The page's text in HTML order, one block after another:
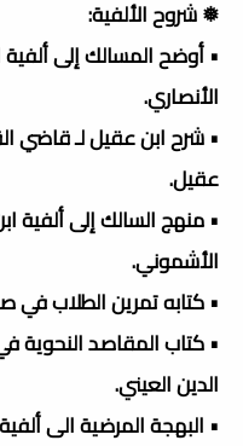
❅ شروح الألفية:
• أوضح المسالك إلى
الأنصاري.
• شرح ابن عقيل لـ قاضي
عقيل.
• منهج السالك إلى ألفية
الأشموني.
• كتابه تمرين الطلاب في
• كتاب المقاصد النحوية
الدين العيني.
• البهجة المرضية الی